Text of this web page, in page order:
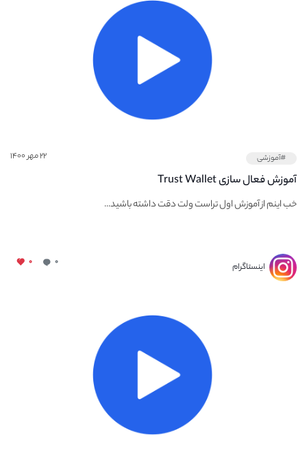
#آموزشی ۲۲ مهر ۱۴۰۰
آموزش فعال سازی Trust Wallet
خب اینم از آموزش اول تراست ولت دقت داشته باشید...
اینستاگرام ۰ ۰